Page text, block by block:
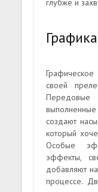
глубже и
Графика
своей
создают
который
Особые
эффекты,
добавляют
процессе.